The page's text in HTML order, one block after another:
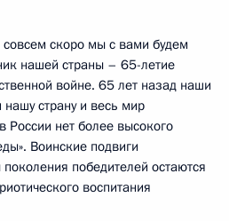
скоро мы с вами будем
нашей страны – 65-летие
войне. 65 лет назад наши
страну и весь мир
России нет более высокого
Воинские подвиги
победителей остаются
воспитания